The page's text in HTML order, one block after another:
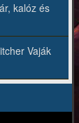
kalóz és
Vaják